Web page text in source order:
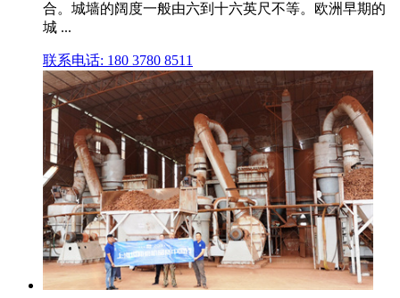
合。城墙的阔度一般由六到十六英尺不等。欧洲早期的
城 ...
联系电话: 180 3780 8511